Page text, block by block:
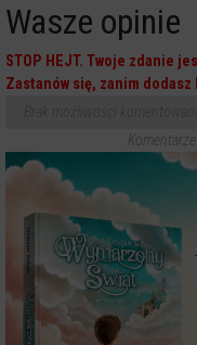
Wasze opinie
STOP HEJT. Twoje zdanie
Zastanów się, zanim dodasz